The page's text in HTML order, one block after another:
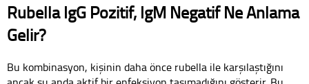
Rubella IgG Pozitif, IgM Negatif Ne Anlama
Gelir?
Bu kombinasyon, kişinin daha önce rubella ile karşılaştığını